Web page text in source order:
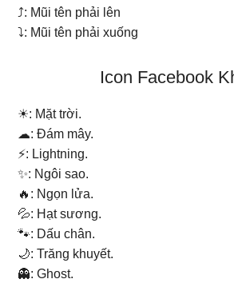
⤴: Mũi tên phải lên
⤵: Mũi tên phải xuống
Icon Facebook
☀: Mặt trời.
☁: Đám mây.
⚡: Lightning.
✨: Ngôi sao.
🔥: Ngọn lửa.
💦: Hạt sương.
🐾: Dấu chân.
🌙: Trăng khuyết.
👻: Ghost.